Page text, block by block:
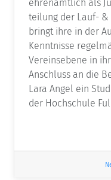
ehrenamtlich als
teilung der Lauf-
bringt ihre in der
Kenntnisse
Vereinsebene in
Anschluss an die
Lara Angel ein
der Hochschule